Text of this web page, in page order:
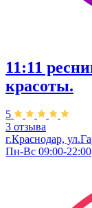
11:11
красоты.
5
3 отзыва
г.Краснодар,
Пн-Вс 09:00-22:00